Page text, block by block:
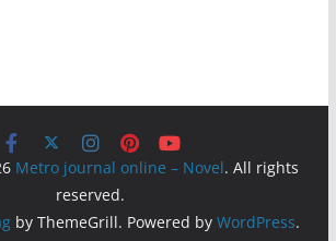
Metro journal online – Novel. All rights
reserved.
by ThemeGrill. Powered by WordPress.